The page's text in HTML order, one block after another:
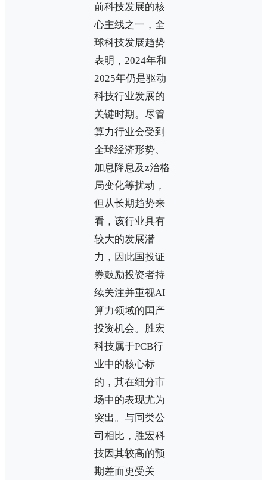
前科技发展的核
心主线之一，全
球科技发展趋势
表明，2024年和
2025年仍是驱动
科技行业发展的
关键时期。尽管
算力行业会受到
全球经济形势、
加息降息及z治格
局变化等扰动，
但从长期趋势来
看，该行业具有
较大的发展潜
力，因此国投证
券鼓励投资者持
续关注并重视AI
算力领域的国产
投资机会。胜宏
科技属于PCB行
业中的核心标
的，其在细分市
场中的表现尤为
突出。与同类公
司相比，胜宏科
技因其较高的预
期差而更受关